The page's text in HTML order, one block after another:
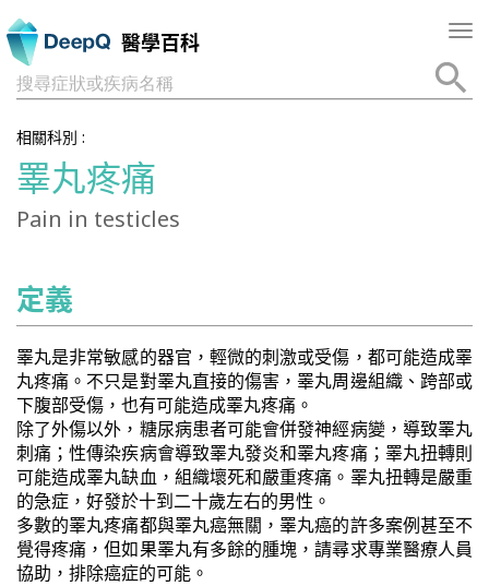
醫學百科
搜尋症狀或疾病名稱
相關科別 :
睪丸疼痛
Pain in testicles
定義
睪丸是非常敏感的器官，輕微的刺激或受傷，都可能造成睪
丸疼痛。不只是對睪丸直接的傷害，睪丸周邊組織、跨部或
下腹部受傷，也有可能造成睪丸疼痛。
除了外傷以外，糖尿病患者可能會併發神經病變，導致睪丸
刺痛；性傳染疾病會導致睪丸發炎和睪丸疼痛；睪丸扭轉則
可能造成睪丸缺血，組織壞死和嚴重疼痛。睪丸扭轉是嚴重
的急症，好發於十到二十歲左右的男性。
多數的睪丸疼痛都與睪丸癌無關，睪丸癌的許多案例甚至不
覺得疼痛，但如果睪丸有多餘的腫塊，請尋求專業醫療人員
協助，排除癌症的可能。